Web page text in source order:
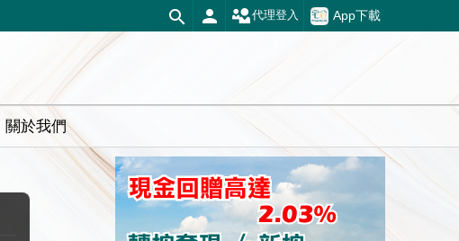
App下載
代理登入
關於我們